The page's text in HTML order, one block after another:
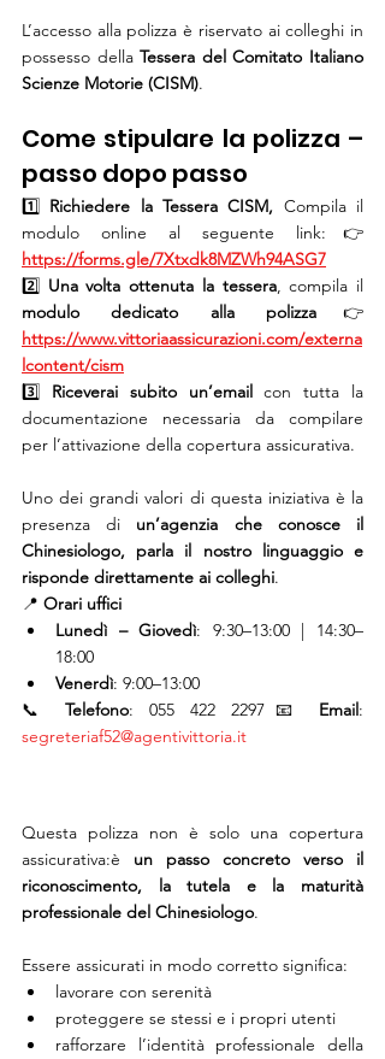
L’accesso alla polizza è riservato ai colleghi in
possesso della Tessera del Comitato Italiano
Scienze Motorie (CISM).
Come stipulare la polizza –
passo dopo passo
1️⃣ Richiedere la Tessera CISM, Compila il
https://forms.gle/7Xtxdk8MZWh94ASG7
2️⃣ Una volta ottenuta la tessera
modulo dedicato alla polizza
https://www.vittoriaassicurazioni.com/externa
lcontent/cism
3️⃣ Riceverai subito un’email con tutta la
documentazione necessaria da compilare
per l’attivazione della copertura assicurativa.
Uno dei grandi valori di questa iniziativa è la
presenza di un’agenzia che conosce il
Chinesiologo, parla il nostro linguaggio e
risponde direttamente ai colleghi.
📍 Orari uffici
Lunedì – Giovedì: 9:30–13:00 | 14:30–
18:00
Venerdì: 9:00–13:00
📞 Telefono: 055 422 2297📧 Email
segreteriaf52@agentivittoria.it
Questa polizza non è solo una copertura
assicurativa:è un passo concreto verso il
riconoscimento, la tutela e la maturità
professionale del Chinesiologo.
Essere assicurati in modo corretto significa:
lavorare con serenità
proteggere se stessi e i propri utenti
rafforzare l’identità professionale della